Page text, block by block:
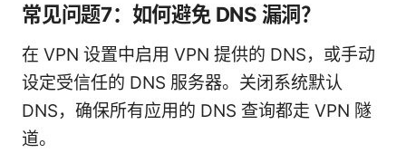
常见问题7：如何避免 DNS 漏洞？
在 VPN 设置中启用 VPN 提供的 DNS，或手动
设定受信任的 DNS 服务器。关闭系统默认
DNS，确保所有应用的 DNS 查询都走 VPN 隧
道。